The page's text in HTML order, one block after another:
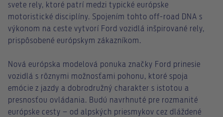
svete rely, ktoré patrí medzi typické európske
motoristické disciplíny. Spojením tohto off-road DNA s
výkonom na ceste vytvorí Ford vozidlá inšpirované rely,
prispôsobené európskym zákazníkom.
Nová európska modelová ponuka značky Ford prinesie
vozidlá s rôznymi možnosťami pohonu, ktoré spoja
emócie z jazdy a dobrodružný charakter s istotou a
presnosťou ovládania. Budú navrhnuté pre rozmanité
európske cesty – od alpských priesmykov cez dláždené